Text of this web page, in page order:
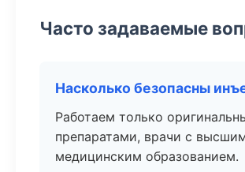
Часто задаваемые
Насколько безопасны
Работаем только
препаратами, врачи с
медицинским образованием.